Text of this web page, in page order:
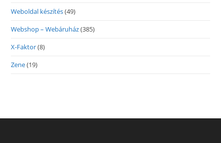
Weboldal készítés(49)
Webshop – Webáruház(385)
X-Faktor(8)
Zene(19)